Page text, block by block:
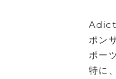
ポン
ポー
特に